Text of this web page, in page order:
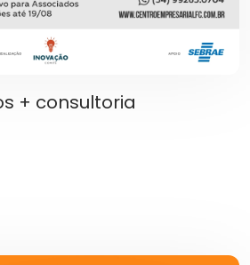
+ consultoria